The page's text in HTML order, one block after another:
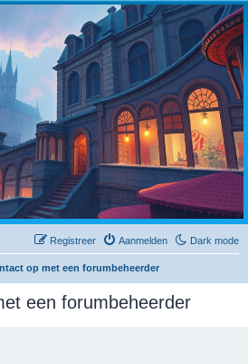
Dark mode
Aanmelden
Registreer
op met een forumbeheerder
een forumbeheerder